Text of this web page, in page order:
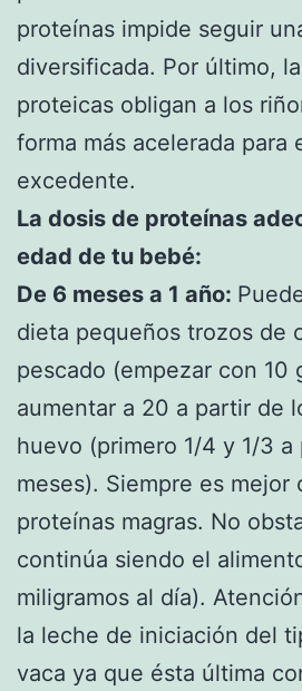
proteínas impide seguir
diversificada. Por último,
proteicas obligan a los
forma más acelerada para
excedente.
La dosis de proteínas
edad de tu bebé:
De 6 meses a 1 año:
dieta pequeños trozos de
pescado (empezar con 10
aumentar a 20 a partir de
huevo (primero 1/4 y 1/3
meses). Siempre es mejor
proteínas magras. No
continúa siendo el
miligramos al día).
la leche de iniciación del
vaca ya que ésta última